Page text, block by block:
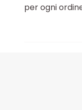
per ogni